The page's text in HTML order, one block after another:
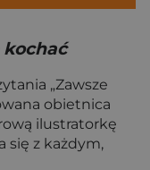
kochać
„Zawsze
obietnica
ilustratorkę
się z każdym,